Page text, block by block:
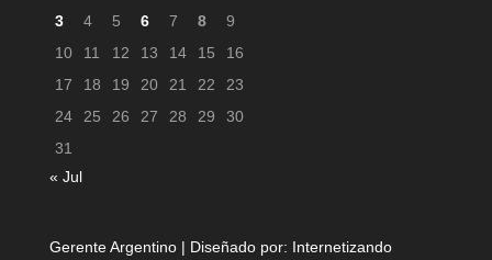
3
4 5 6 7 8
9
10
11 12 13 14 15
16
17
18 19 20 21 22
23
24
25 26 27 28 29
30
31
« Jul
Gerente Argentino | Diseñado por: Internetizando